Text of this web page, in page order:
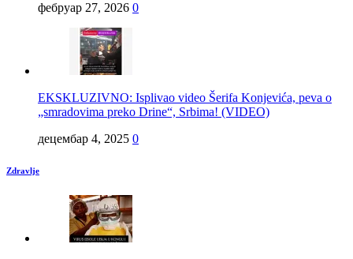
фебруар 27, 2026 0
EKSKLUZIVNO: Isplivao video Šerifa Konjevića, peva o
„smradovima preko Drine“, Srbima! (VIDEO)
децембар 4, 2025 0
Zdravlje